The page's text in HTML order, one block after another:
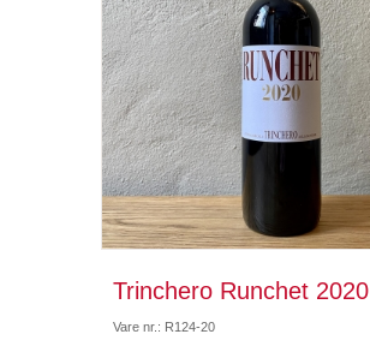
Trinchero Runchet 2020
Vare nr.: R124-20